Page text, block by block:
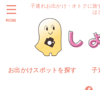
子連れお出かけ・オトクに
は
お出かけスポットを探す 子
MENU